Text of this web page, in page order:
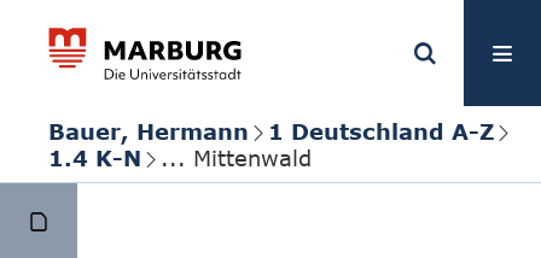
Bauer, Hermann
1 Deutschland A-Z
1.4 K-N
... Mittenwald